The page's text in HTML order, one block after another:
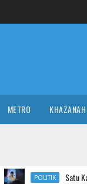
METRO KHAZANAH
Satu Kalimat Bisa Bikin